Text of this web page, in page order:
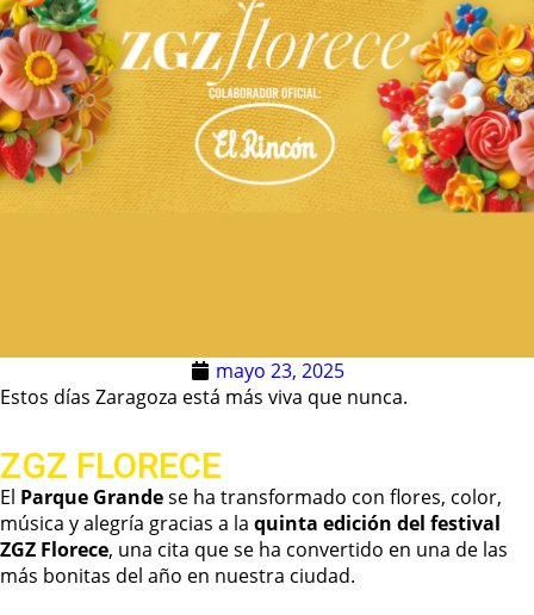
mayo 23, 2025
Estos días Zaragoza está más viva que nunca.
ZGZ FLORECE
El Parque Grandese ha transformado con flores, color,
música y alegría gracias a la quinta edición del festival
ZGZ Florece, una cita que se ha convertido en una de las
más bonitas del año en nuestra ciudad.